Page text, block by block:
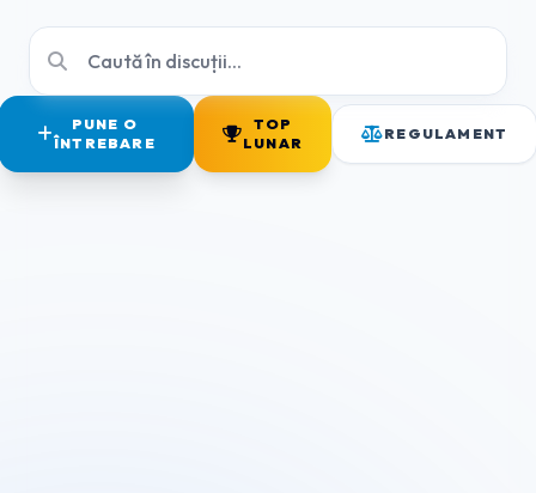
PUNE O
ÎNTREBARE
TOP
LUNAR
REGULAMENT